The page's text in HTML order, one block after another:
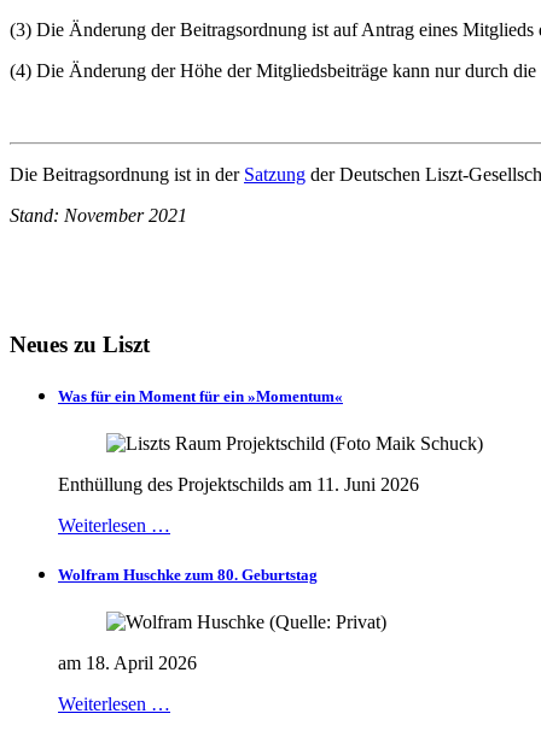
(3) Die Änderung der Beitragsordnung ist auf Antrag eines
(4) Die Änderung der Höhe der Mitgliedsbeiträge kann nur durch
Die Beitragsordnung ist in der Satzung der Deutschen Liszt-
Stand: November 2021
Neues zu Liszt
Was für ein Moment für ein »Momentum«
Enthüllung des Projektschilds am 11. Juni 2026
Weiterlesen …
Wolfram Huschke zum 80. Geburtstag
am 18. April 2026
Weiterlesen …